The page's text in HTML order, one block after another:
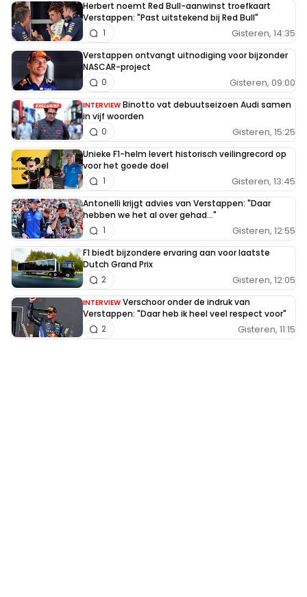
Herbert noemt Red Bull-aanwinst troefkaart
Verstappen: "Past uitstekend bij Red Bull"
Gisteren, 14:35
1
Verstappen ontvangt uitnodiging voor bijzonder
NASCAR-project
Gisteren, 09:00
0
INTERVIEW Binotto vat debuutseizoen Audi samen
in vijf woorden
Gisteren, 15:25
0
Unieke F1-helm levert historisch veilingrecord op
voor het goede doel
Gisteren, 13:45
1
Antonelli krijgt advies van Verstappen: "Daar
hebben we het al over gehad..."
Gisteren, 12:55
1
F1 biedt bijzondere ervaring aan voor laatste
Dutch Grand Prix
Gisteren, 12:05
2
INTERVIEW Verschoor onder de indruk van
Verstappen: "Daar heb ik heel veel respect voor"
Gisteren, 11:15
2